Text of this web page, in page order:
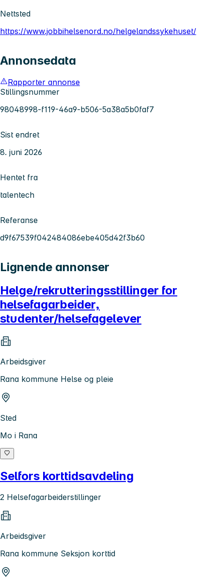
Nettsted
https://www.jobbihelsenord.no/helgelandssykehuset/
Annonsedata
Rapporter annonse
Stillingsnummer
98048998-f119-46a9-b506-5a38a5b0faf7
Sist endret
8. juni 2026
Hentet fra
talentech
Referanse
d9f67539f042484086ebe405d42f3b60
Lignende annonser
Helge/rekrutteringsstillinger for
helsefagarbeider,
studenter/helsefagelever
Arbeidsgiver
Rana kommune Helse og pleie
Sted
Mo i Rana
Selfors korttidsavdeling
2 Helsefagarbeiderstillinger
Arbeidsgiver
Rana kommune Seksjon korttid